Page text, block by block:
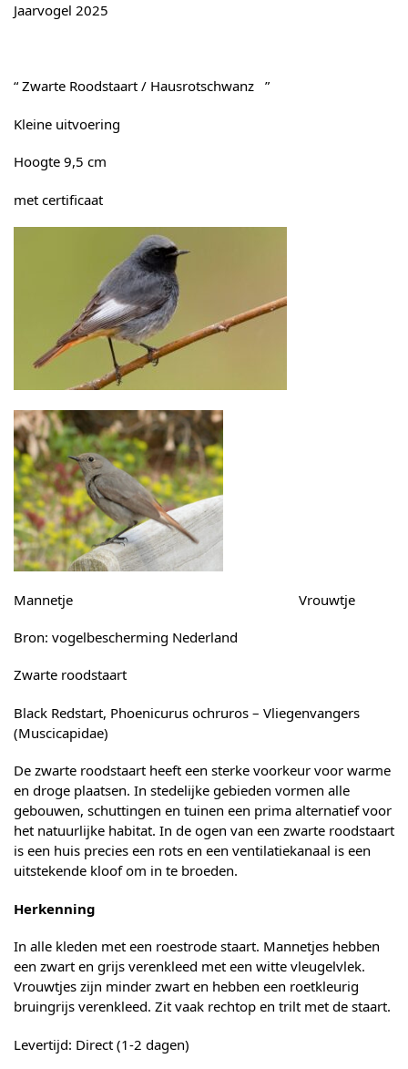
Jaarvogel 2025
“ Zwarte Roodstaart / Hausrotschwanz ”
Kleine uitvoering
Hoogte 9,5 cm
met certificaat
Mannetje Vrouwtje
Bron: vogelbescherming Nederland
Zwarte roodstaart
Black Redstart, Phoenicurus ochruros – Vliegenvangers
(Muscicapidae)
De zwarte roodstaart heeft een sterke voorkeur voor warme
en droge plaatsen. In stedelijke gebieden vormen alle
gebouwen, schuttingen en tuinen een prima alternatief voor
het natuurlijke habitat. In de ogen van een zwarte roodstaart
is een huis precies een rots en een ventilatiekanaal is een
uitstekende kloof om in te broeden.
Herkenning
In alle kleden met een roestrode staart. Mannetjes hebben
een zwart en grijs verenkleed met een witte vleugelvlek.
Vrouwtjes zijn minder zwart en hebben een roetkleurig
bruingrijs verenkleed. Zit vaak rechtop en trilt met de staart.
Levertijd: Direct (1-2 dagen)